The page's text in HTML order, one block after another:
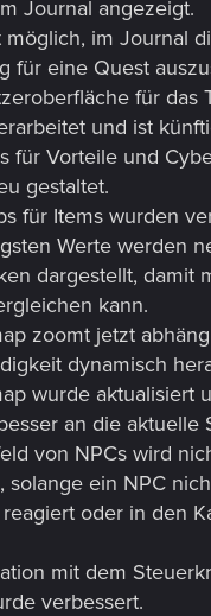
Journal angezeigt.
möglich, im Journal
für eine Quest
für das
und ist
für Vorteile und
gestaltet.
für Items wurden
Werte werden
dargestellt, damit
kann.
zoomt jetzt
dynamisch
wurde aktualisiert
an die aktuelle
von NPCs wird
solange ein NPC
oder in den
mit dem
verbessert.